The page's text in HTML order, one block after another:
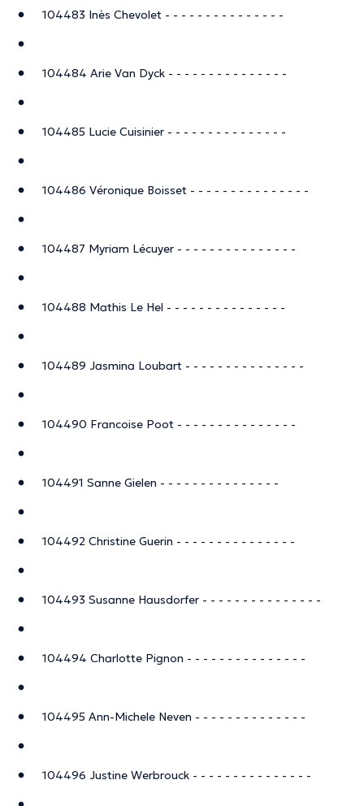
104483 Inès Chevolet - - - - - - - - - - - - - - -
104484 Arie Van Dyck - - - - - - - - - - - - - - -
104485 Lucie Cuisinier - - - - - - - - - - - - - - -
104486 Véronique Boisset - - - - - - - - - - - - - - -
104487 Myriam Lécuyer - - - - - - - - - - - - - - -
104488 Mathis Le Hel - - - - - - - - - - - - - - -
104489 Jasmina Loubart - - - - - - - - - - - - - - -
104490 Francoise Poot - - - - - - - - - - - - - - -
104491 Sanne Gielen - - - - - - - - - - - - - - -
104492 Christine Guerin - - - - - - - - - - - - - - -
104493 Susanne Hausdorfer - - - - - - - - - - - - - - -
104494 Charlotte Pignon - - - - - - - - - - - - - - -
104495 Ann-Michele Neven - - - - - - - - - - - - - -
104496 Justine Werbrouck - - - - - - - - - - - - - - -